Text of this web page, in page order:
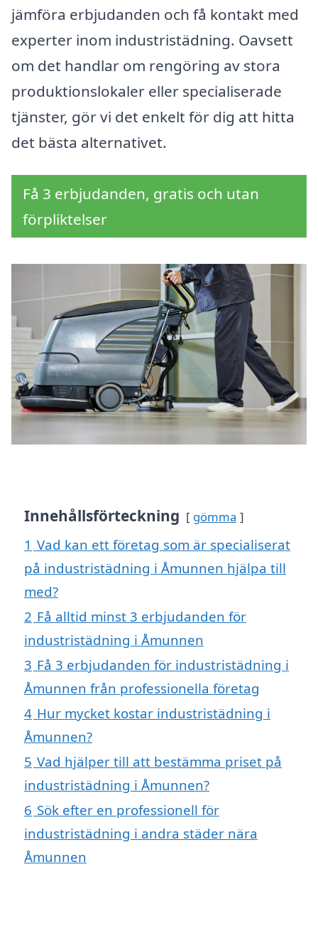
jämföra erbjudanden och få kontakt med
experter inom industristädning. Oavsett
om det handlar om rengöring av stora
produktionslokaler eller specialiserade
tjänster, gör vi det enkelt för dig att hitta
det bästa alternativet.
Få 3 erbjudanden, gratis och utan
förpliktelser
Innehållsförteckning gömma
1 Vad kan ett företag som är specialiserat
på industristädning i Åmunnen hjälpa till
med?
2 Få alltid minst 3 erbjudanden för
industristädning i Åmunnen
3 Få 3 erbjudanden för industristädning i
Åmunnen från professionella företag
4 Hur mycket kostar industristädning i
Åmunnen?
5 Vad hjälper till att bestämma priset på
industristädning i Åmunnen?
6 Sök efter en professionell för
industristädning i andra städer nära
Åmunnen